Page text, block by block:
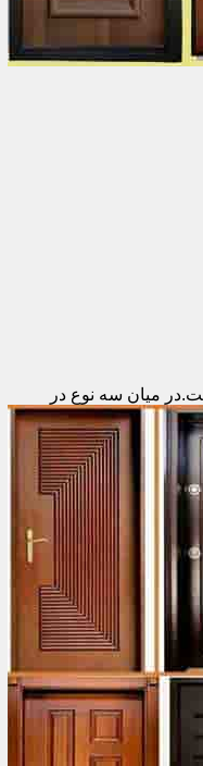
میان سه نوع در